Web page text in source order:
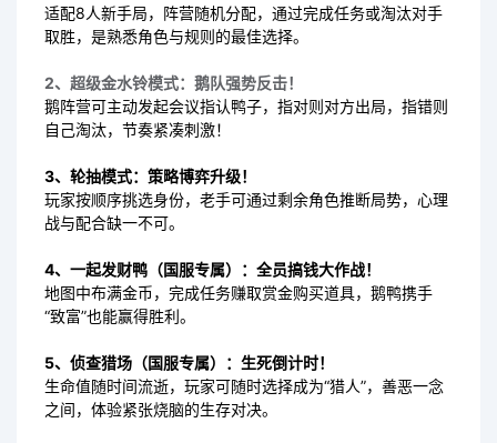
适配8人新手局，阵营随机分配，通过完成任务或淘汰对手
取胜，是熟悉角色与规则的最佳选择。
2、超级金水铃模式：鹅队强势反击！
鹅阵营可主动发起会议指认鸭子，指对则对方出局，指错则
自己淘汰，节奏紧凑刺激！
3、轮抽模式：策略博弈升级！
玩家按顺序挑选身份，老手可通过剩余角色推断局势，心理
战与配合缺一不可。
4、一起发财鸭（国服专属）：全员搞钱大作战！
地图中布满金币，完成任务赚取赏金购买道具，鹅鸭携手
“致富”也能赢得胜利。
5、侦查猎场（国服专属）：生死倒计时！
生命值随时间流逝，玩家可随时选择成为“猎人”，善恶一念
之间，体验紧张烧脑的生存对决。